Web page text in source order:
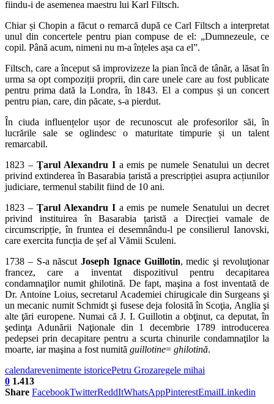
fiindu-i de asemenea maestru lui Karl Filtsch.
Chiar și Chopin a făcut o remarcă după ce Carl Filtsch a interpretat
unul din concertele pentru pian compuse de el: „Dumnezeule, ce
copil. Până acum, nimeni nu m-a înțeles așa ca el”.
Filtsch, care a început să improvizeze la pian încă de tânăr, a lăsat în
urma sa opt compoziții proprii, din care unele care au fost publicate
pentru prima dată la Londra, în 1843. El a compus și un concert
pentru pian, care, din păcate, s-a pierdut.
În ciuda influențelor ușor de recunoscut ale profesorilor săi, în
lucrările sale se oglindesc o maturitate timpurie și un talent
remarcabil.
1823 – Ţarul Alexandru Ia emis pe numele Senatului un decret
privind extinderea în Basarabia țaristă a prescripției asupra acțiunilor
judiciare, termenul stabilit fiind de 10 ani.
1823 – Ţarul Alexandru Ia emis pe numele Senatului un decret
privind instituirea în Basarabia țaristă a Direcției vamale de
circumscripție, în fruntea ei desemnându-l pe consilierul Ianovski,
care exercita funcția de șef al Vămii Sculeni.
1738 – S-a născutJoseph Ignace Guillotin, medic şi revoluţionar
francez, care a inventat dispozitivul pentru decapitarea
condamnaţilor numit ghilotină. De fapt, maşina a fost inventată de
Dr. Antoine Loius, secretarul Academiei chirugicale din Surgeans şi
un mecanic numit Schmidt şi fusese deja folosită în Scoţia, Anglia şi
alte ţări europene. Numai că J. I. Guillotin a obţinut, ca deputat, în
şedinţa Adunării Naţionale din 1 decembrie 1789 introducerea
pedepsei prin decapitare pentru a scurta chinurile condamnaţilor la
moarte, iar maşina a fost numită guillotine= ghilotină.
calendarevenimente istoricePetru Grozaregele mihai
0 1.413
Share FacebookTwitterReddItWhatsAppPinterestEmailLinkedin